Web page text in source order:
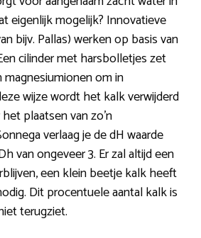
eigenlijk mogelijk? Innovatieve
bijv. Pallas) werken op basis van
cilinder met harsbolletjes zet
om in
wijze wordt het kalk verwijderd
plaatsen van zo’n
verlaag je de dH waarde
van ongeveer 3. Er zal altijd een
een klein beetje kalk heeft
Dit procentuele aantal kalk is
terugziet.